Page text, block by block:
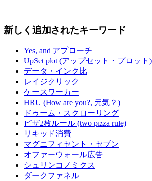
新しく追加されたキーワード
Yes, and アプローチ
UpSet plot (アップセット・プロット)
データ・インク比
レイジクリック
ケースワーカー
HRU (How are you?, 元気？)
ドゥーム・スクローリング
ピザ2枚ルール (two pizza rule)
リキッド消費
マグニフィセント・セブン
オファーウォール広告
シュリンコノミクス
ダークファネル